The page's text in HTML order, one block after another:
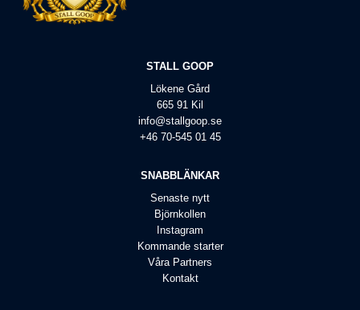
STALL GOOP
Lökene Gård
665 91 Kil
info@stallgoop.se
+46 70-545 01 45
SNABBLÄNKAR
Senaste nytt
Björnkollen
Instagram
Kommande starter
Våra Partners
Kontakt